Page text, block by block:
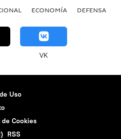
ECONOMÍA DEFENSA
VK
Uso
Cookies
RSS